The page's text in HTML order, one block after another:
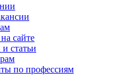
сайте
статьи
по профессиям